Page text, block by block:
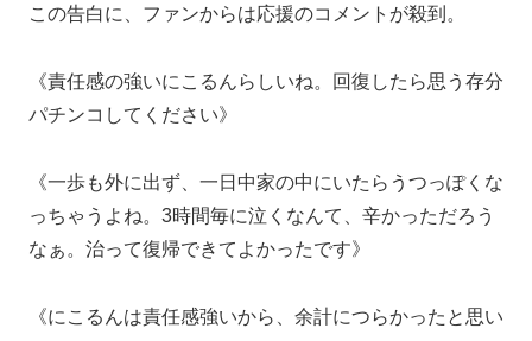
この告白に、ファンからは応援のコメントが殺到。
《責任感の強いにこるんらしいね。回復したら思う存分
パチンコしてください》
《一歩も外に出ず、一日中家の中にいたらうつっぽくな
っちゃうよね。3時間毎に泣くなんて、辛かっただろう
なぁ。治って復帰できてよかったです》
《にこるんは責任感強いから、余計につらかったと思い